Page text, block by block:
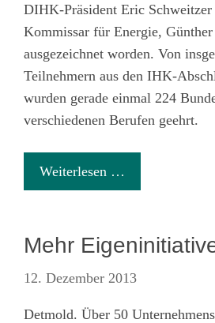
DIHK-Präsident Eric
Kommissar für Energie, Günther
ausgezeichnet worden. Von
Teilnehmern aus den IHK-
wurden gerade einmal 224
verschiedenen Berufen geehrt.
Weiterlesen …
Mehr
12. Dezember 2013
Detmold. Über 50